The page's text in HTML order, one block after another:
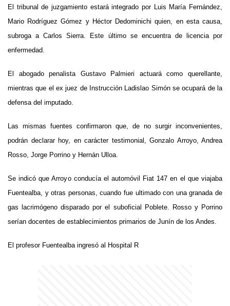
El tribunal de juzgamiento estará integrado por Luis María Fernández,
Mario Rodríguez Gómez y Héctor Dedominichi quien, en esta causa,
subroga a Carlos Sierra. Este último se encuentra de licencia por
enfermedad.
El abogado penalista Gustavo Palmieri actuará como querellante,
mientras que el ex juez de Instrucción Ladislao Simón se ocupará de la
defensa del imputado.
Las mismas fuentes confirmaron que, de no surgir inconvenientes,
podrán declarar hoy, en carácter testimonial, Gonzalo Arroyo, Andrea
Rosso, Jorge Porrino y Hernán Ulloa.
Se indicó que Arroyo conducía el automóvil Fiat 147 en el que viajaba
Fuentealba, y otras personas, cuando fue ultimado con una granada de
gas lacrimógeno disparado por el suboficial Poblete. Rosso y Porrino
serían docentes de establecimientos primarios de Junín de los Andes.
El profesor Fuentealba ingresó al Hospital R